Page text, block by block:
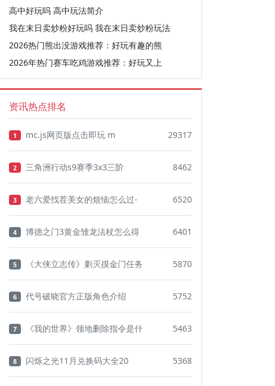
高中好玩吗 高中玩法简介
我在末日卖炒粉好玩吗 我在末日卖炒粉玩法
2026热门熊出没游戏推荐：好玩有趣的熊
2026年热门赛车吃鸡游戏推荐：好玩又上
资讯热点排名
1 mc.js网页版点击即玩 m 29317
2 三角洲行动s9赛季3x3三阶 8462
3 老六爱找茬美女的烦恼怎么过- 6520
4 博德之门3黄金雏龙法杖怎么得 6401
5 《大侠立志传》剿灭摸金门任务 5870
6 代号破晓官方正版角色介绍 5752
7 《我的世界》领地删除指令是什 5463
8 闪烁之光11月兑换码大全20 5368